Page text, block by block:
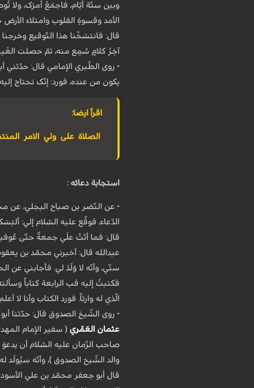
وبین ستّة أیّام، فاجمَعْ أمرَک، ولا
الأمد وقسوةِ القلوب وامتلاء الأرض
قال: فانتسَخْنا هذا التّوقیع
آخِرُ کلامٍ سُمِع منه، ثمّ حصلت الغَیبةُ
• روى الطّبري الإمامي قال:
یکون من عنده، فورد: إنّک تحتاج
اقرأ ايضا:
الصلاة على ولي الامر
استجابة دعائه :
• عن النّضر بن صباح البجلي، عن
الدّعاء، فوقّع علیه السّلام إلي:
عبدالله قال: أخبرني محمّد بن
سنّي، وأنّه لا وَلَدَ لي. فأجابني عن
فکتبتُ إلیه فب الرابعة کتاباً
الّذي له وارثاً. فورد الکتاب وأنا
• روى الشّیخ الصّدوق قال: حدّثنا
عثمان العَمْري ( سفیر الإمام
صاحب الزّمان علیه السّلام أن یدعوَ
والد الشّیخ الصّدوق )، وأنّه سیُولَد له
قال أبو جعفر محمّد بن علي